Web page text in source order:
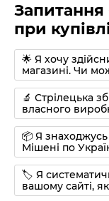
Запитання
при
🌟 Я хочу
магазині. Чи
🔬 Стрілецька
власного
📦 Я знаходжусь
Мішені по
🏷 Я
вашому сайті,